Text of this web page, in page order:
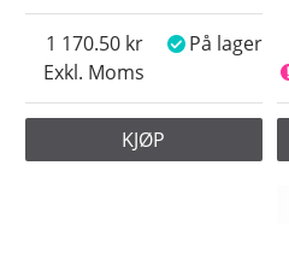
Exkl. Moms
1 170.50 På lager
KJØP